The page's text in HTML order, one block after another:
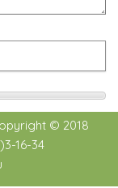
© 2018
16-34